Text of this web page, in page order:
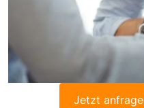
Jetzt